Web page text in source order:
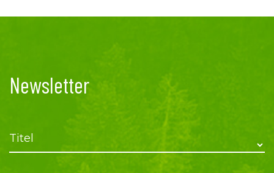
Newsletter
Titel